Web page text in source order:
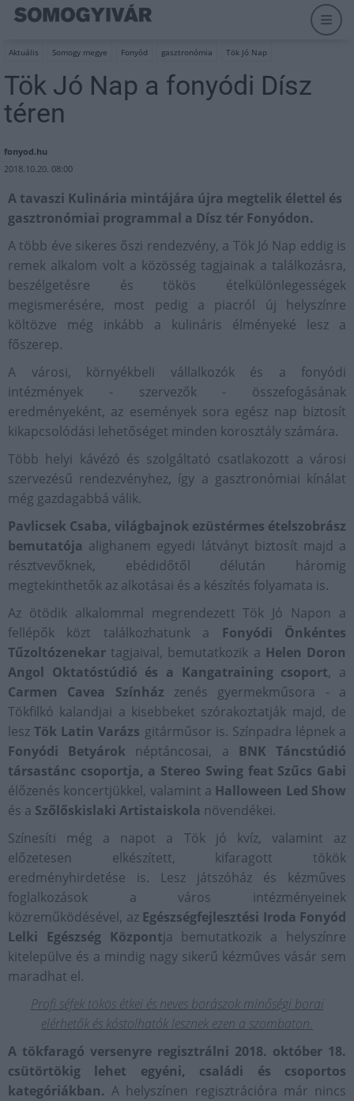
Aktuális Somogy megye Fonyód gasztronómia Tök Jó Nap
Tök Jó Nap a fonyódi Dísz
téren
fonyod.hu
2018.10.20. 08:00
A tavaszi Kulinária mintájára újra megtelik élettel és
gasztronómiai programmal a Dísz tér Fonyódon.
A több éve sikeres őszi rendezvény, a Tök Jó Nap eddig is
remek alkalom volt a közösség tagjainak a találkozásra,
beszélgetésre és tökös ételkülönlegességek
megismerésére, most pedig a piacról új helyszínre
költözve még inkább a kulináris élményeké lesz a
főszerep.
A városi, környékbeli vállalkozók és a fonyódi
intézmények - szervezők - összefogásának
eredményeként, az események sora egész nap biztosít
kikapcsolódási lehetőséget minden korosztály számára.
Több helyi kávézó és szolgáltató csatlakozott a városi
szervezésű rendezvényhez, így a gasztronómiai kínálat
még gazdagabbá válik.
Pavlicsek Csaba, világbajnok ezüstérmes ételszobrász
bemutatója alighanem egyedi látványt biztosít majd a
résztvevőknek, ebédidőtől délután háromig
megtekinthetők az alkotásai és a készítés folyamata is.
Az ötödik alkalommal megrendezett Tök Jó Napon a
fellépők közt találkozhatunk a
Fonyódi Önkéntes
Tűzoltózenekar tagjaival, bemutatkozik a Helen Doron
Angol Oktatóstúdió és a Kangatraining csoport, a
Carmen Cavea Színház zenés gyermekműsora - a
Tökfilkó kalandjai a kisebbeket szórakoztatják majd, de
leszTök Latin Varázs gitárműsor is. Színpadra lépnek a
Fonyódi Betyárok néptáncosai, a BNK Táncstúdió
társastánc csoportja, a Stereo Swing feat Szűcs Gabi
élőzenés koncertjükkel, valamint a Halloween Led Show
és a Szőlőskislaki Artistaiskola növendékei.
Színesíti még a napot a Tök jó kvíz, valamint az
előzetesen elkészített, kifaragott tökök
eredményhirdetése is. Lesz játszóház és kézműves
foglalkozások a város intézményeinek
közreműködésével, az Egészségfejlesztési Iroda Fonyód
Lelki Egészség Központja bemutatkozik a helyszínre
kitelepülve és a mindig nagy sikerű kézműves vásár sem
maradhat el.
Profi séfek tökös étkei és neves borászok minőségi borai
elérhetők és kóstolhatók lesznek ezen a szombaton.
A tökfaragó versenyre regisztrálni 2018. október 18.
csütörtökig lehet egyéni, családi és csoportos
kategóriákban. A helyszínen regisztrációra már nincs